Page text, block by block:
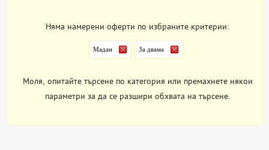
Няма намерени оферти по избраните критерии:
Мадан За двама
Моля, опитайте търсене по категория или премахнете някои
параметри за да се разшири обхвата на търсене.